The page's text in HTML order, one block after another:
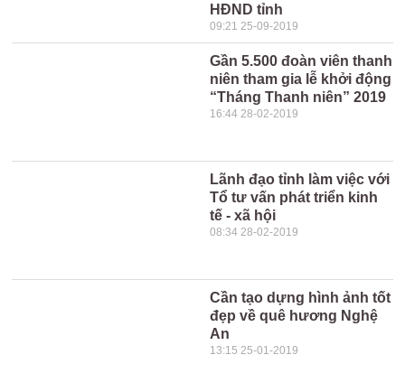
HĐND tỉnh
09:21 25-09-2019
Gần 5.500 đoàn viên thanh
niên tham gia lễ khởi động
“Tháng Thanh niên” 2019
16:44 28-02-2019
Lãnh đạo tỉnh làm việc với
Tổ tư vấn phát triển kinh
tế - xã hội
08:34 28-02-2019
Cần tạo dựng hình ảnh tốt
đẹp về quê hương Nghệ
An
13:15 25-01-2019